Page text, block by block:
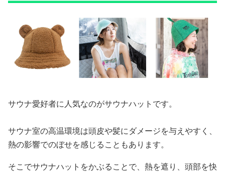
サウナ愛好者に人気なのがサウナハットです。
サウナ室の高温環境は頭皮や髪にダメージを与えやすく、
熱の影響でのぼせを感じることもあります。
そこでサウナハットをかぶることで、熱を遮り、頭部を快